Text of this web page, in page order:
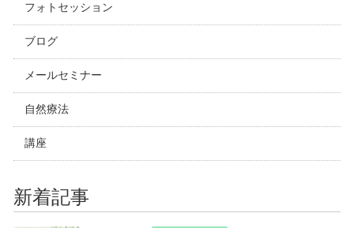
フォトセッション
ブログ
メールセミナー
自然療法
講座
新着記事